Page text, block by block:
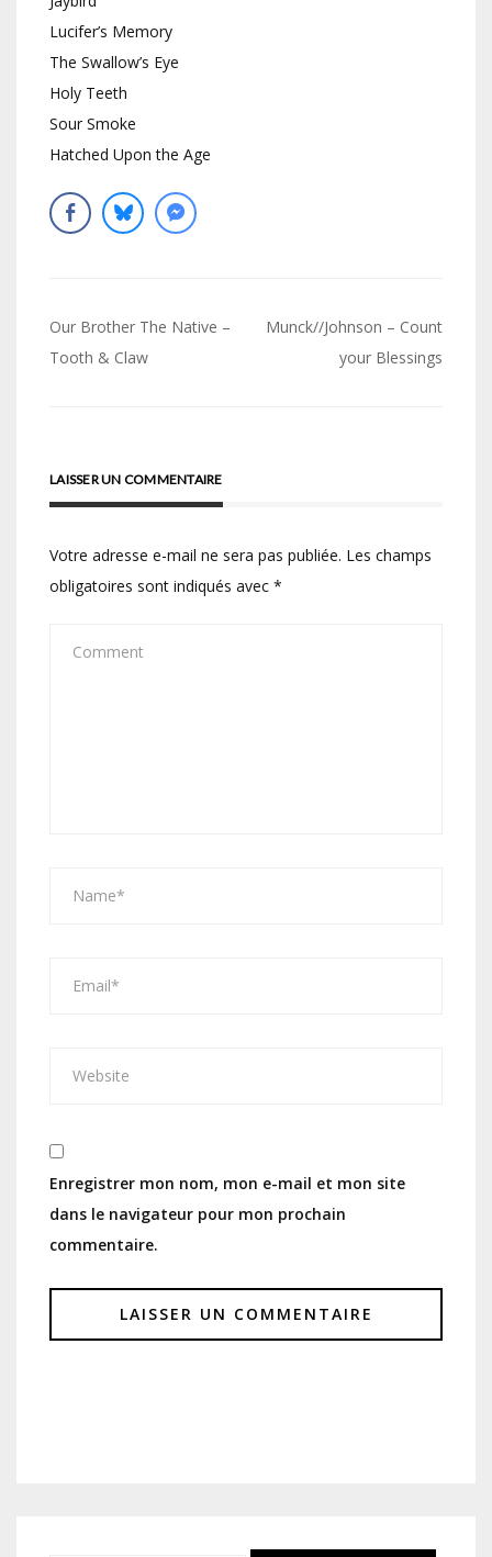
Lucifer’s Memory
The Swallow’s Eye
Holy Teeth
Sour Smoke
Hatched Upon the Age
Navigation
de
Our Brother The Native –
Tooth & Claw
Munck//Johnson – Count
your Blessings
LAISSER UN COMMENTAIRE
Votre adresse e-mail ne sera pas publiée. Les champs
obligatoires sont indiqués avec *
Enregistrer mon nom, mon e-mail et mon site
dans le navigateur pour mon prochain
commentaire.